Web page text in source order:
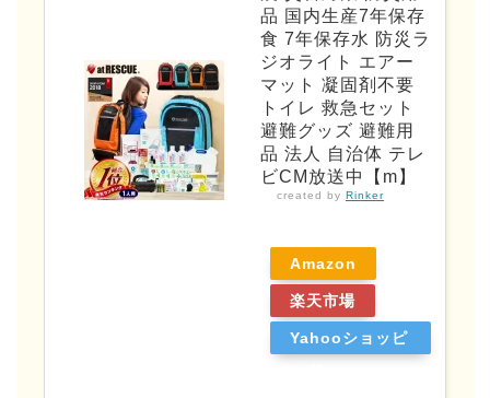
品 国内生産7年保存
食 7年保存水 防災ラ
ジオライト エアー
マット 凝固剤不要
トイレ 救急セット
避難グッズ 避難用
品 法人 自治体 テレ
ビCM放送中【m】
created by Rinker
Amazon
楽天市場
Yahooショッピ